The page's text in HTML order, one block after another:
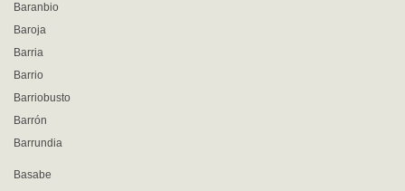
Baranbio
Baroja
Barria
Barrio
Barriobusto
Barrón
Barrundia
Basabe